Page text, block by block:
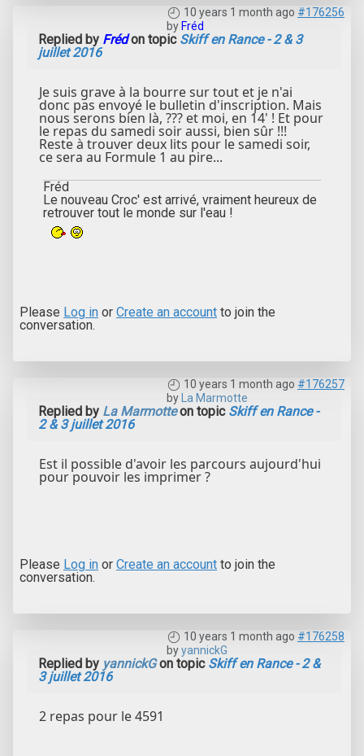
10 years 1 month ago #176256
by Fréd
Replied by Frédon topic Skiff en Rance - 2 & 3
juillet 2016
Je suis grave à la bourre sur tout et je n'ai
donc pas envoyé le bulletin d'inscription. Mais
nous serons bien là, ??? et moi, en 14' ! Et pour
le repas du samedi soir aussi, bien sûr !!!
Reste à trouver deux lits pour le samedi soir,
ce sera au Formule 1 au pire...
Fréd
Le nouveau Croc' est arrivé, vraiment heureux de
retrouver tout le monde sur l'eau !
Please Log in or Create an account to join the
conversation.
10 years 1 month ago #176257
by
La Marmotte
Replied by La Marmotteon topic Skiff en Rance -
2 & 3 juillet 2016
Est il possible d'avoir les parcours aujourd'hui
pour pouvoir les imprimer ?
Please Log in or Create an account to join the
conversation.
10 years 1 month ago #176258
byyannickG
Replied by yannickGon topic Skiff en Rance - 2 &
3 juillet 2016
2 repas pour le 4591